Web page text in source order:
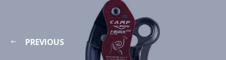
PREVIOUS